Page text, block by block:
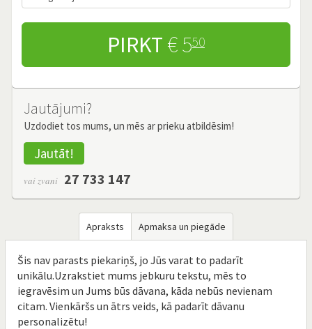
PIRKT € 550
Jautājumi?
Uzdodiet tos mums, un mēs ar prieku atbildēsim!
Jautāt!
vai zvani 27 733 147
Apraksts Apmaksa un piegāde
Šis nav parasts piekariņš, jo Jūs varat to padarīt
unikālu.Uzrakstiet mums jebkuru tekstu, mēs to
iegravēsim un Jums būs dāvana, kāda nebūs nevienam
citam. Vienkāršs un ātrs veids, kā padarīt dāvanu
personalizētu!